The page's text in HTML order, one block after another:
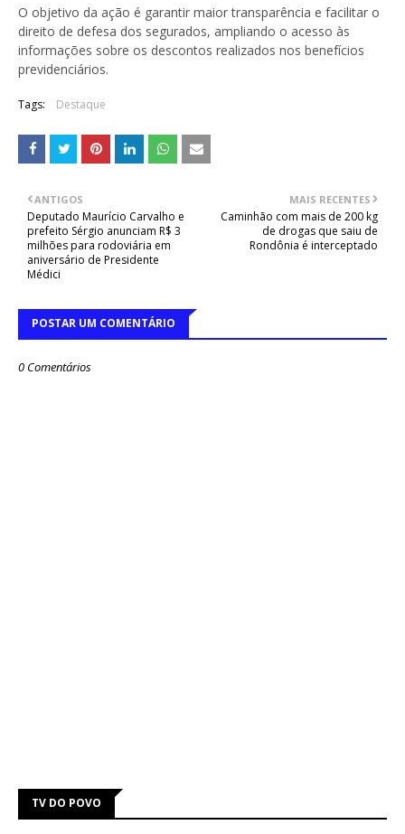
O objetivo da ação é garantir maior transparência e facilitar o
direito de defesa dos segurados, ampliando o acesso às
informações sobre os descontos realizados nos benefícios
previdenciários.
Tags: Destaque
MAIS RECENTES
Caminhão com mais de 200 kg
de drogas que saiu de
Rondônia é interceptado
ANTIGOS
Deputado Maurício Carvalho e
prefeito Sérgio anunciam R$ 3
milhões para rodoviária em
aniversário de Presidente
Médici
POSTAR UM COMENTÁRIO
0 Comentários
TV DO POVO